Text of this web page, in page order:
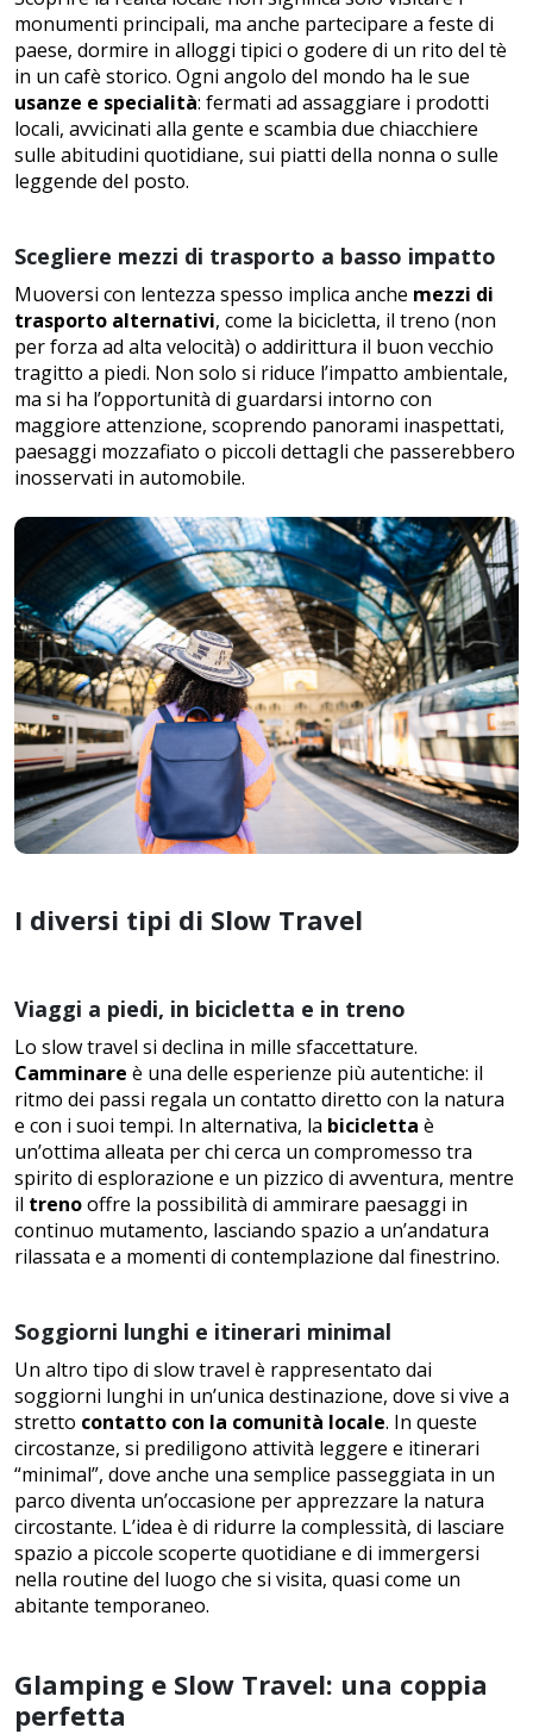
monumenti principali, ma anche partecipare a feste di
paese, dormire in alloggi tipici o godere di un rito del tè
in un cafè storico. Ogni angolo del mondo ha le sue
usanze e specialità: fermati ad assaggiare i prodotti
locali, avvicinati alla gente e scambia due chiacchiere
sulle abitudini quotidiane, sui piatti della nonna o sulle
leggende del posto.
Scegliere mezzi di trasporto a basso impatto
Muoversi con lentezza spesso implica anche mezzi di
trasporto alternativi, come la bicicletta, il treno (non
per forza ad alta velocità) o addirittura il buon vecchio
tragitto a piedi. Non solo si riduce l’impatto ambientale,
ma si ha l’opportunità di guardarsi intorno con
maggiore attenzione, scoprendo panorami inaspettati,
paesaggi mozzafiato o piccoli dettagli che passerebbero
inosservati in automobile.
I diversi tipi di Slow Travel
Viaggi a piedi, in bicicletta e in treno
Lo slow travel si declina in mille sfaccettature.
Camminare è una delle esperienze più autentiche: il
ritmo dei passi regala un contatto diretto con la natura
e con i suoi tempi. In alternativa, la bicicletta è
un’ottima alleata per chi cerca un compromesso tra
spirito di esplorazione e un pizzico di avventura, mentre
il trenooffre la possibilità di ammirare paesaggi in
continuo mutamento, lasciando spazio a un’andatura
rilassata e a momenti di contemplazione dal finestrino.
Soggiorni lunghi e itinerari minimal
Un altro tipo di slow travel è rappresentato dai
soggiorni lunghi in un’unica destinazione, dove si vive a
stretto contatto con la comunità locale. In queste
circostanze, si prediligono attività leggere e itinerari
“minimal”, dove anche una semplice passeggiata in un
parco diventa un’occasione per apprezzare la natura
circostante. L’idea è di ridurre la complessità, di lasciare
spazio a piccole scoperte quotidiane e di immergersi
nella routine del luogo che si visita, quasi come un
abitante temporaneo.
Glamping e Slow Travel: una coppia
perfetta